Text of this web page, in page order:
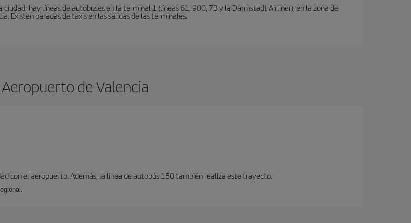
hay líneas de autobuses en la terminal 1 (líneas 61, 900, 73 y la Darmstadt Airliner), en la zona de
Existen paradas de taxis en las salidas de las terminales.
Aeropuerto de Valencia
con el aeropuerto. Además, la línea de autobús 150 también realiza este trayecto.